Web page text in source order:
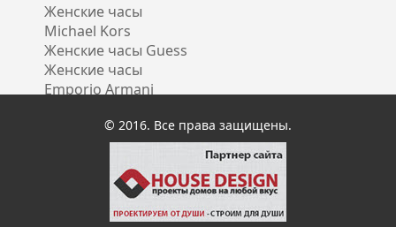
Женские часы
Michael Kors
Женские часы Guess
Женские часы
Emporio Armani
© 2016. Все права защищены.